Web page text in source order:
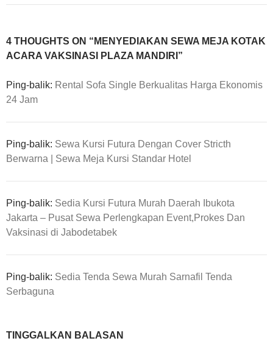
4 THOUGHTS ON “MENYEDIAKAN SEWA MEJA KOTAK
ACARA VAKSINASI PLAZA MANDIRI”
Ping-balik: Rental Sofa Single Berkualitas Harga Ekonomis
24 Jam
Ping-balik: Sewa Kursi Futura Dengan Cover Stricth
Berwarna | Sewa Meja Kursi Standar Hotel
Ping-balik: Sedia Kursi Futura Murah Daerah Ibukota
Jakarta – Pusat Sewa Perlengkapan Event,Prokes Dan
Vaksinasi di Jabodetabek
Ping-balik: Sedia Tenda Sewa Murah Sarnafil Tenda
Serbaguna
TINGGALKAN BALASAN